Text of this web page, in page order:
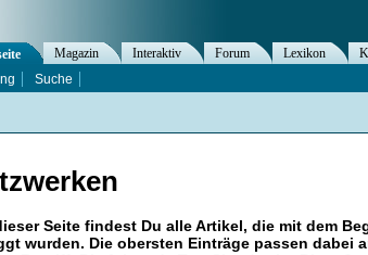
Seite findest Du alle Artikel, die mit dem
wurden. Die obersten Einträge passen dabei
Magazin Interaktiv Forum Lexikon
Suche